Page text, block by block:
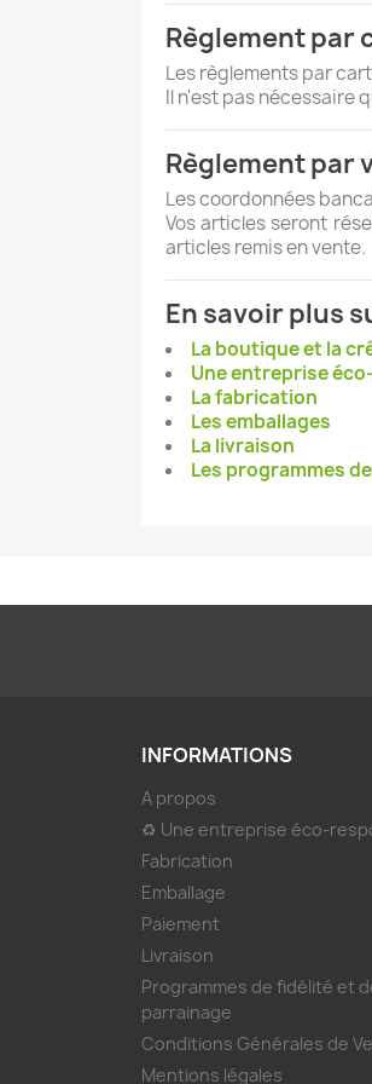
Règlement par
Les règlements par
Il n'est pas nécessaire
Règlement par
Les coordonnées
Vos articles seront
articles remis en vente.
En savoir plus
La boutique et la
Une entreprise
La fabrication
Les emballages
La livraison
Les programmes
INFORMATIONS
A propos
♻ Une entreprise éco-
Fabrication
Emballage
Paiement
Livraison
Programmes de fidélité et
parrainage
Conditions Générales de
Mentions légales